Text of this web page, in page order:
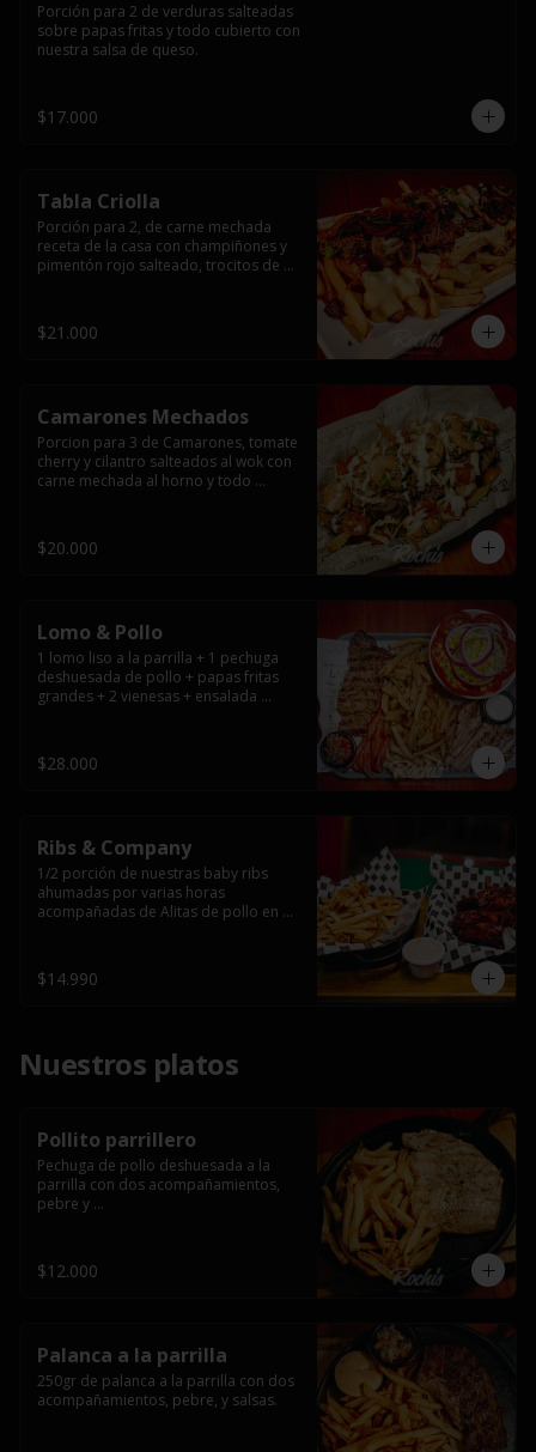
Porción para 2 de verduras salteadas
sobre papas fritas y todo cubierto con
nuestra salsa de queso.
$17.000
Tabla Criolla
Porción para 2, de carne mechada
receta de la casa con champiñones y
pimentón rojo salteado, trocitos de
papas fritas.
$21.000
Camarones Mechados
Porcion para 3 de Camarones, tomate
cherry y cilantro salteados al wok con
carne mechada al horno y todo
casera.
$20.000
Lomo & Pollo
1 lomo liso a la parrilla + 1 pechuga
deshuesada de pollo + papas fritas
grandes + 2 vienesas + ensalada
$28.000
Ribs & Company
1/2 porción de nuestras baby ribs
ahumadas por varias horas
acompañadas de Alitas de pollo en
$14.990
Nuestros platos
Pollito parrillero
Pechuga de pollo deshuesada a la
parrilla con dos acompañamientos,
pebre y
$12.000
Palanca a la parrilla
250gr de palanca a la parrilla con dos
acompañamientos, pebre, y salsas.